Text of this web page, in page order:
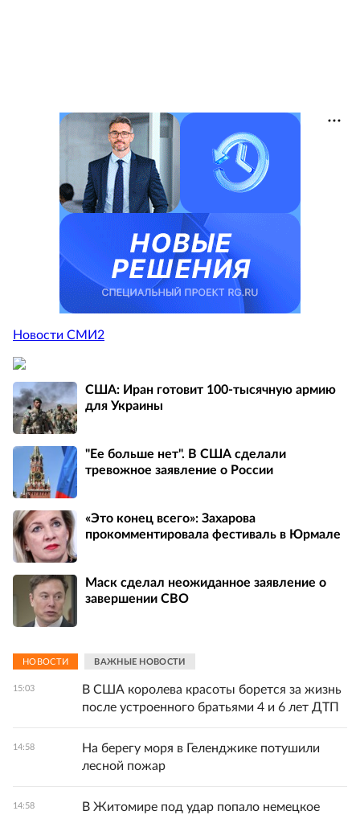
Новости СМИ2
США: Иран готовит 100-тысячную армию
для Украины
"Ее больше нет". В США сделали
тревожное заявление о России
«Это конец всего»: Захарова
прокомментировала фестиваль в Юрмале
Маск сделал неожиданное заявление о
завершении СВО
НОВОСТИ ВАЖНЫЕ НОВОСТИ
15:03
В США королева красоты борется за жизнь
после устроенного братьями 4 и 6 лет ДТП
14:58
На берегу моря в Геленджике потушили
лесной пожар
14:58
В Житомире под удар попало немецкое